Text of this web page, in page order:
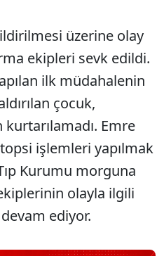
üzerine olay
ekipleri sevk edildi.
ilk müdahalenin
çocuk,
Emre
işlemleri yapılmak
Kurumu morguna
olayla ilgili
ediyor.